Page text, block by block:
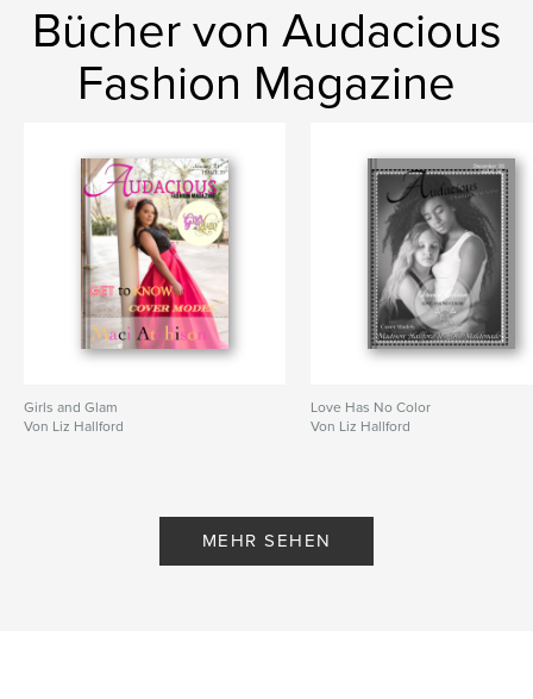
Bücher von Audacious
Fashion Magazine
Girls and Glam
Von Liz Hallford
Love Has No Color
Von Liz Hallford
MEHR SEHEN